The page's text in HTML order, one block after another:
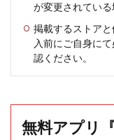
が変更されている
掲載するストア
入前にご自身に
認ください。
無料アプリ